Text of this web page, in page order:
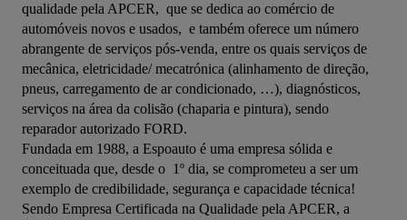
qualidade pela APCER,  que se dedica ao comércio de
automóveis novos e usados,  e também oferece um número
abrangente de serviços pós-venda, entre os quais serviços de
mecânica, eletricidade/ mecatrónica (alinhamento de direção,
pneus, carregamento de ar condicionado, …), diagnósticos,
serviços na área da colisão (chaparia e pintura), sendo
reparador autorizado FORD.
Fundada em 1988, a Espoauto é uma empresa sólida e
conceituada que, desde o  1º dia, se comprometeu a ser um
exemplo de credibilidade, segurança e capacidade técnica!
Sendo Empresa Certificada na Qualidade pela APCER, a